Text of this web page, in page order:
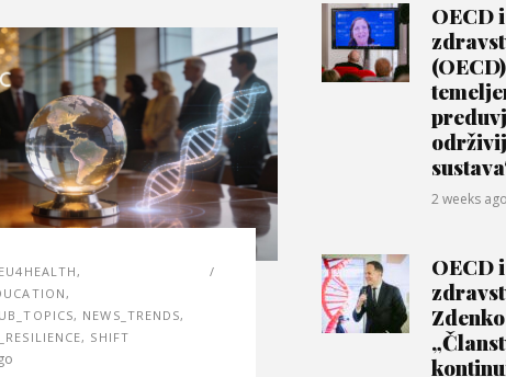
EU4HEALTH,
,
, NEWS_TRENDS,
, SHIFT
OECD
2 weeks ago
OECD